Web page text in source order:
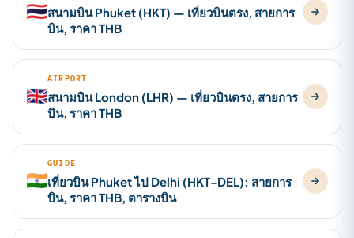
🇹🇭สนามบิน Phuket (HKT) — เที่ยวบินตรง, สายการ
บิน, ราคา THB
🇬🇧
AIRPORT
สนามบิน London (LHR) — เที่ยวบินตรง, สายการ
บิน, ราคา THB
🇮🇳
GUIDE
เที่ยวบิน Phuket ไป Delhi (HKT-DEL): สายการ
บิน, ราคา THB, ตารางบิน